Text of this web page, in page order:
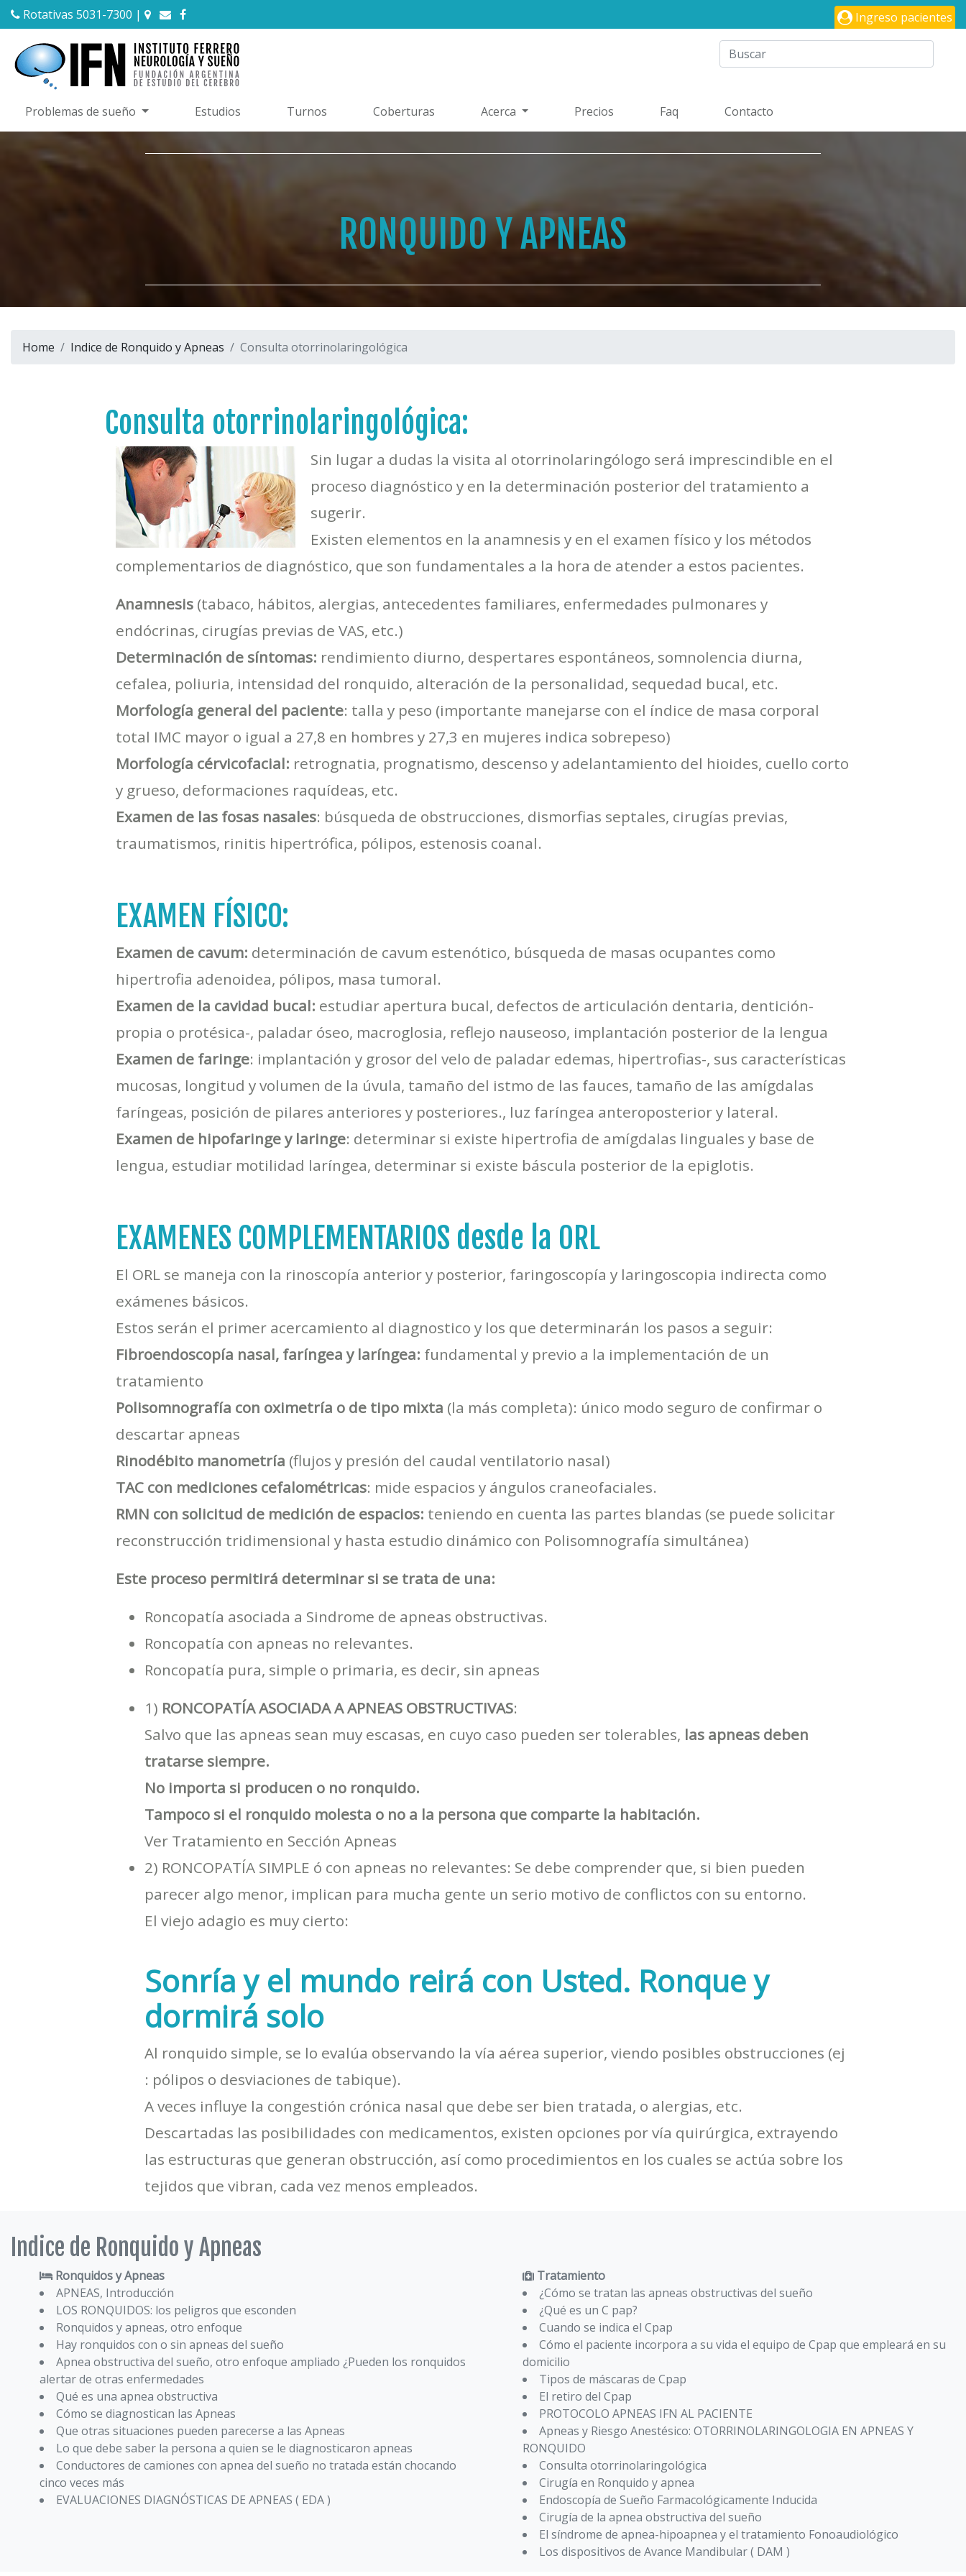
Rotativas 5031-7300 | Ingreso pacientes
Problemas de sueño Estudios Turnos Coberturas Acerca Precios Faq Contacto
RONQUIDO Y APNEAS
Home Indice de Ronquido y Apneas Consulta otorrinolaringológica
Consulta otorrinolaringológica:
Sin lugar a dudas la visita al otorrinolaringólogo será imprescindible en el
proceso diagnóstico y en la determinación posterior del tratamiento a
sugerir.
Existen elementos en la anamnesis y en el examen físico y los métodos
complementarios de diagnóstico, que son fundamentales a la hora de atender a estos pacientes.
Anamnesis (tabaco, hábitos, alergias, antecedentes familiares, enfermedades pulmonares y
endócrinas, cirugías previas de VAS, etc.)
Determinación de síntomas: rendimiento diurno, despertares espontáneos, somnolencia diurna,
cefalea, poliuria, intensidad del ronquido, alteración de la personalidad, sequedad bucal, etc.
Morfología general del paciente: talla y peso (importante manejarse con el índice de masa corporal
total IMC mayor o igual a 27,8 en hombres y 27,3 en mujeres indica sobrepeso)
Morfología cérvicofacial: retrognatia, prognatismo, descenso y adelantamiento del hioides, cuello corto
y grueso, deformaciones raquídeas, etc.
Examen de las fosas nasales: búsqueda de obstrucciones, dismorfias septales, cirugías previas,
traumatismos, rinitis hipertrófica, pólipos, estenosis coanal.
EXAMEN FÍSICO:
Examen de cavum: determinación de cavum estenótico, búsqueda de masas ocupantes como
hipertrofia adenoidea, pólipos, masa tumoral.
Examen de la cavidad bucal: estudiar apertura bucal, defectos de articulación dentaria, dentición-
propia o protésica-, paladar óseo, macroglosia, reflejo nauseoso, implantación posterior de la lengua
Examen de faringe: implantación y grosor del velo de paladar edemas, hipertrofias-, sus características
mucosas, longitud y volumen de la úvula, tamaño del istmo de las fauces, tamaño de las amígdalas
faríngeas, posición de pilares anteriores y posteriores., luz faríngea anteroposterior y lateral.
Examen de hipofaringe y laringe: determinar si existe hipertrofia de amígdalas linguales y base de
lengua, estudiar motilidad laríngea, determinar si existe báscula posterior de la epiglotis.
EXAMENES COMPLEMENTARIOS desde la ORL
El ORL se maneja con la rinoscopía anterior y posterior, faringoscopía y laringoscopia indirecta como
exámenes básicos.
Estos serán el primer acercamiento al diagnostico y los que determinarán los pasos a seguir:
Fibroendoscopía nasal, faríngea y laríngea: fundamental y previo a la implementación de un
tratamiento
Polisomnografía con oximetría o de tipo mixta (la más completa): único modo seguro de confirmar o
descartar apneas
Rinodébito manometría (flujos y presión del caudal ventilatorio nasal)
TAC con mediciones cefalométricas: mide espacios y ángulos craneofaciales.
RMN con solicitud de medición de espacios: teniendo en cuenta las partes blandas (se puede solicitar
reconstrucción tridimensional y hasta estudio dinámico con Polisomnografía simultánea)
Este proceso permitirá determinar si se trata de una:
Roncopatía asociada a Sindrome de apneas obstructivas.
Roncopatía con apneas no relevantes.
Roncopatía pura, simple o primaria, es decir, sin apneas
1) RONCOPATÍA ASOCIADA A APNEAS OBSTRUCTIVAS:
Salvo que las apneas sean muy escasas, en cuyo caso pueden ser tolerables, las apneas deben
tratarse siempre.
No importa si producen o no ronquido.
Tampoco si el ronquido molesta o no a la persona que comparte la habitación.
Ver Tratamiento en Sección Apneas
2) RONCOPATÍA SIMPLE ó con apneas no relevantes: Se debe comprender que, si bien pueden
parecer algo menor, implican para mucha gente un serio motivo de conflictos con su entorno.
El viejo adagio es muy cierto:
Sonría y el mundo reirá con Usted. Ronque y
dormirá solo
Al ronquido simple, se lo evalúa observando la vía aérea superior, viendo posibles obstrucciones (ej
: pólipos o desviaciones de tabique).
A veces influye la congestión crónica nasal que debe ser bien tratada, o alergias, etc.
Descartadas las posibilidades con medicamentos, existen opciones por vía quirúrgica, extrayendo
las estructuras que generan obstrucción, así como procedimientos en los cuales se actúa sobre los
tejidos que vibran, cada vez menos empleados.
Indice de Ronquido y Apneas
Ronquidos y Apneas
APNEAS, Introducción
LOS RONQUIDOS: los peligros que esconden
Ronquidos y apneas, otro enfoque
Hay ronquidos con o sin apneas del sueño
Apnea obstructiva del sueño, otro enfoque ampliado ¿Pueden los ronquidos
alertar de otras enfermedades
Qué es una apnea obstructiva
Cómo se diagnostican las Apneas
Que otras situaciones pueden parecerse a las Apneas
Lo que debe saber la persona a quien se le diagnosticaron apneas
Conductores de camiones con apnea del sueño no tratada están chocando
cinco veces más
EVALUACIONES DIAGNÓSTICAS DE APNEAS ( EDA )
Tratamiento
¿Cómo se tratan las apneas obstructivas del sueño
¿Qué es un C pap?
Cuando se indica el Cpap
Cómo el paciente incorpora a su vida el equipo de Cpap que empleará en su
domicilio
Tipos de máscaras de Cpap
El retiro del Cpap
PROTOCOLO APNEAS IFN AL PACIENTE
Apneas y Riesgo Anestésico: OTORRINOLARINGOLOGIA EN APNEAS Y
RONQUIDO
Consulta otorrinolaringológica
Cirugía en Ronquido y apnea
Endoscopía de Sueño Farmacológicamente Inducida
Cirugía de la apnea obstructiva del sueño
El síndrome de apnea-hipoapnea y el tratamiento Fonoaudiológico
Los dispositivos de Avance Mandibular ( DAM )